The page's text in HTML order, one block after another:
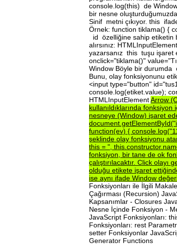
console.log(this) de Window
bir nesne
Sinif metni çıkıyor. this
Örnek: function tiklama() {
id özelliğine sahip etiketin
alırsınız:
yazarsanız this tuşu işaret
onclick="tiklama()"
Window Böyle bir durumda
Bunu, olay fonksiyonunu
<input type="button"
console.log(etiket.value);
HTMLInputElementArrow
kullanıldıklarında fonksiyon
nesneye (Window) işaret
function(ev) {
şeklinde olay fonksiyonu
this = ",
fonksiyon, bir tane de ok
çalıştırılacaktır. Click olayı
olduğu etikete işaret
ise aynı ifade Window
Fonksiyonları ile İlgili
Çağırması (Recursion)
Kapsanımlar - Closures
Nesne İçinde Fonksiyon -
JavaScript Fonksiyonları:
Fonksiyonları: rest
setter Fonksiyonlar
Generator Functions